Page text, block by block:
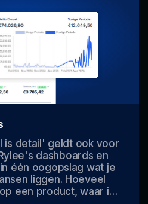
is detail' geldt ook voor
dashboards en
één oogopslag wat je
liggen. Hoeveel
een product, waar is